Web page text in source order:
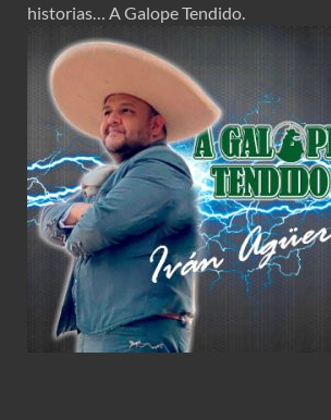
historias… A Galope Tendido.